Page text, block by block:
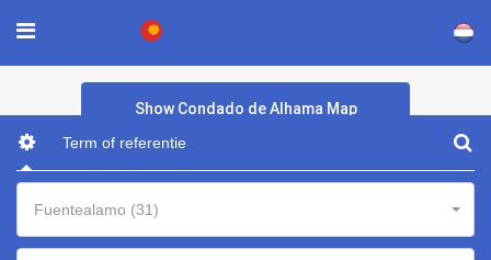
×
Show Condado de Alhama Map
Fuentealamo (31)